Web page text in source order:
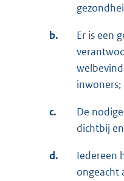
b.
Er is een
inwoners;
c.
De
dichtbij
d.
Iedereen
ongeacht